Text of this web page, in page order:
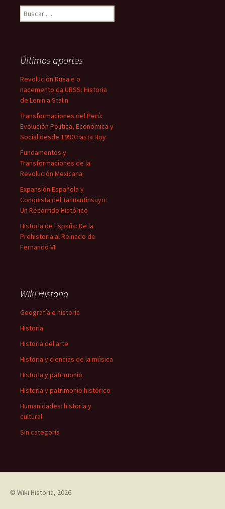
Buscar:
Últimos aportes
Revolución Rusa e o
nacemento da URSS: Historia
de Lenin a Stalin
Transformaciones del Perú:
Evolución Política, Económica y
Social desde 1990 hasta Hoy
Fundamentos y
Transformaciones de la
Revolución Mexicana
Expansión Española y
Conquista del Tahuantinsuyo:
Un Recorrido Histórico
Historia de España: De la
Prehistoria al Reinado de
Fernando VII
Wiki Historia
Geografía e historia
Historia
Historia del arte
Historia y ciencias de la música
Historia y patrimonio
Historia y patrimonio histórico
Humanidades: historia y
cultural
Sin categoría
© Wiki Historia, 2026